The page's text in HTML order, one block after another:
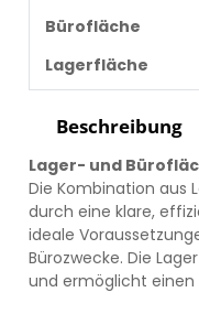
Beschreibung
Lager- und
Die Kombination aus
durch eine klare,
ideale
Bürozwecke. Die
und ermöglicht einen
Bürofläche
Lagerfläche